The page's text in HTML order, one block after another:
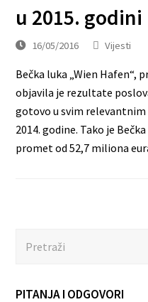
u 2015. godini
16/05/2016 Vijesti
Bečka luka „Wien Hafen“,
objavila je rezultate
gotovo u svim
2014. godine. Tako je
promet od 52,7 miliona
PITANJA I ODGOVORI